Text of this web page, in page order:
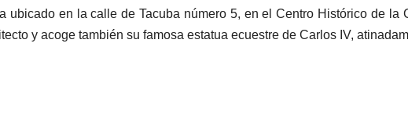
ubicado en la calle de Tacuba número 5, en el Centro Histórico de
y acoge también su famosa estatua ecuestre de Carlos IV,